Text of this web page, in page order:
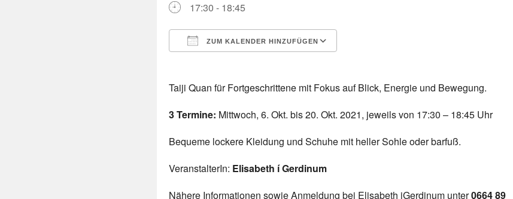
17:30 - 18:45
ZUM KALENDER HINZUFÜGEN
Taiji Quan für Fortgeschrittene mit Fokus auf Blick, Energie und Bewegung.
3 Termine: Mittwoch, 6. Okt. bis 20. Okt. 2021, jeweils von 17:30 – 18:45 Uhr
Bequeme lockere Kleidung und Schuhe mit heller Sohle oder barfuß.
VeranstalterIn: Elisabeth í Gerdinum
Nähere Informationen sowie Anmeldung bei Elisabeth iGerdinum unter0664 89